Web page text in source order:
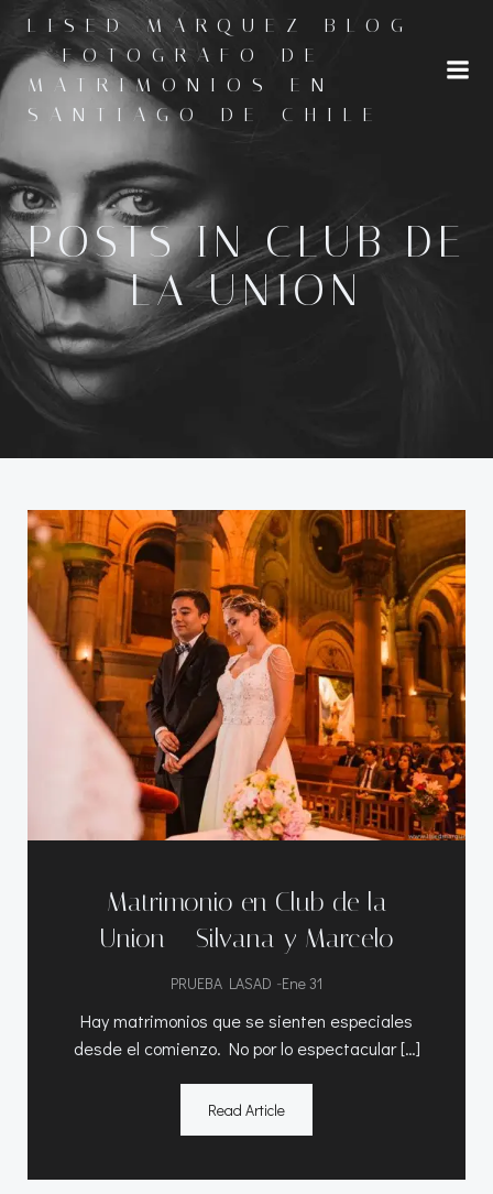
al
contenido
LISED MARQUEZ BLOG
- FOTOGRAFO DE
MATRIMONIOS EN
SANTIAGO DE CHILE
POSTS IN CLUB DE
LA UNION
Matrimonio en Club de la
Union – Silvana y Marcelo
PRUEBA LASAD -Ene 31
Hay matrimonios que se sienten especiales
desde el comienzo. No por lo espectacular […]
Read Article